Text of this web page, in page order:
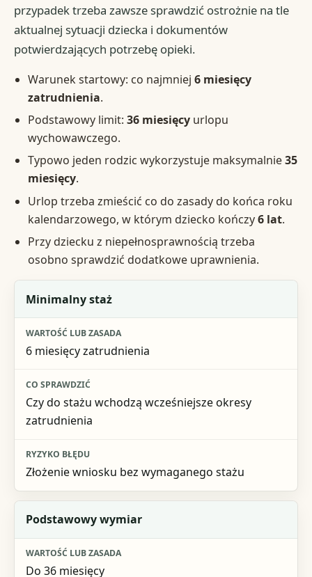
przypadek trzeba zawsze sprawdzić ostrożnie na tle
aktualnej sytuacji dziecka i dokumentów
potwierdzających potrzebę opieki.
Warunek startowy: co najmniej 6 miesięcy
zatrudnienia.
Podstawowy limit: 36 miesięcyurlopu
wychowawczego.
Typowo jeden rodzic wykorzystuje maksymalnie35
miesięcy.
Urlop trzeba zmieścić co do zasady do końca roku
kalendarzowego, w którym dziecko kończy6 lat.
Przy dziecku z niepełnosprawnością trzeba
osobno sprawdzić dodatkowe uprawnienia.
Element
Wartość lub zasada
Co sprawdzić
Minimalny staż
6 miesięcy zatrudnienia
Czy do stażu wchodzą wcześniejsze okresy
zatrudnienia
Złożenie wniosku bez wymaganego stażu
Podstawowy wymiar
Do 36 miesięcy